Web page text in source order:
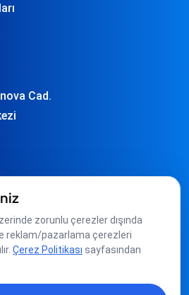
Cad.
zorunlu çerezler dışında
reklam/pazarlama çerezleri
Çerez Politikası sayfasından